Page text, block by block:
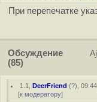
При перепечатке
Обсуждение
(85)
1.1 ,DeerFriend (?),
[к модератору]